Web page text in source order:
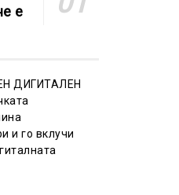
е
ДИГИТАЛЕН
и го вклучи